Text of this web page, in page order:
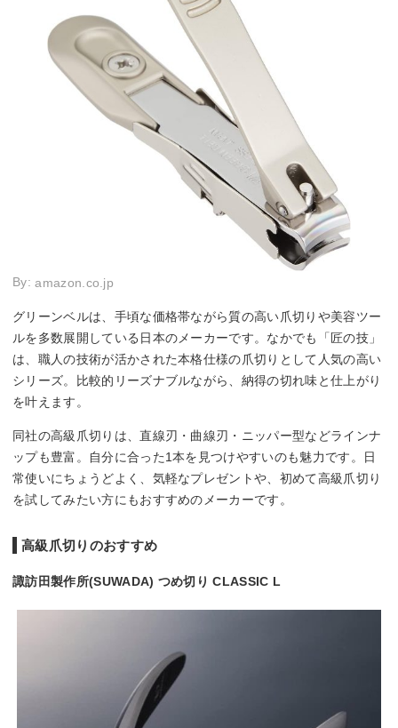
By:amazon.co.jp
グリーンベルは、手頃な価格帯ながら質の高い爪切りや美容ツー
ルを多数展開している日本のメーカーです。なかでも「匠の技」
は、職人の技術が活かされた本格仕様の爪切りとして人気の高い
シリーズ。比較的リーズナブルながら、納得の切れ味と仕上がり
を叶えます。
同社の高級爪切りは、直線刃・曲線刃・ニッパー型などラインナ
ップも豊富。自分に合った1本を見つけやすいのも魅力です。日
常使いにちょうどよく、気軽なプレゼントや、初めて高級爪切り
を試してみたい方にもおすすめのメーカーです。
高級爪切りのおすすめ
諏訪田製作所(SUWADA) つめ切り CLASSIC L